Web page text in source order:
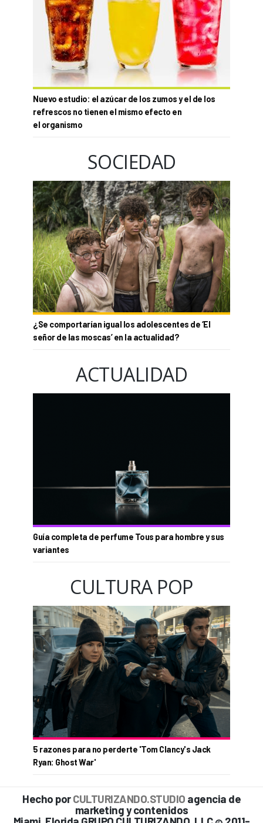
Nuevo estudio: el azúcar de los zumos y el de los
refrescos no tienen el mismo efecto en
el organismo
SOCIEDAD
¿Se comportarían igual los adolescentes de ‘El
señor de las moscas’ en la actualidad?
ACTUALIDAD
Guía completa de perfume Tous para hombre y sus
variantes
CULTURA POP
5 razones para no perderte 'Tom Clancy's Jack
Ryan: Ghost War'
Hecho porCULTURIZANDO.STUDIO agencia de
marketing y contenidos